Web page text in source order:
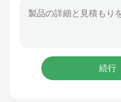
リバーシブルのベルトの
中心棒ベルトの留め金